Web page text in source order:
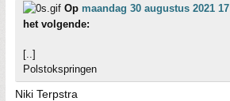
Op maandag 30 augustus 2021
het volgende:
[..]
Polstokspringen
Niki Terpstra